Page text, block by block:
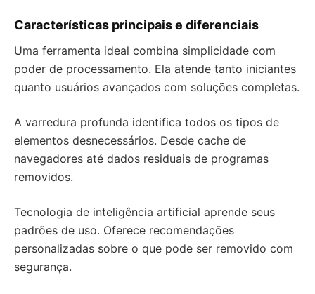
Características principais e diferenciais
Uma ferramenta ideal combina simplicidade com
poder de processamento. Ela atende tanto iniciantes
quanto usuários avançados com soluções completas.
A varredura profunda identifica todos os tipos de
elementos desnecessários. Desde cache de
navegadores até dados residuais de programas
removidos.
Tecnologia de inteligência artificial aprende seus
padrões de uso. Oferece recomendações
personalizadas sobre o que pode ser removido com
segurança.